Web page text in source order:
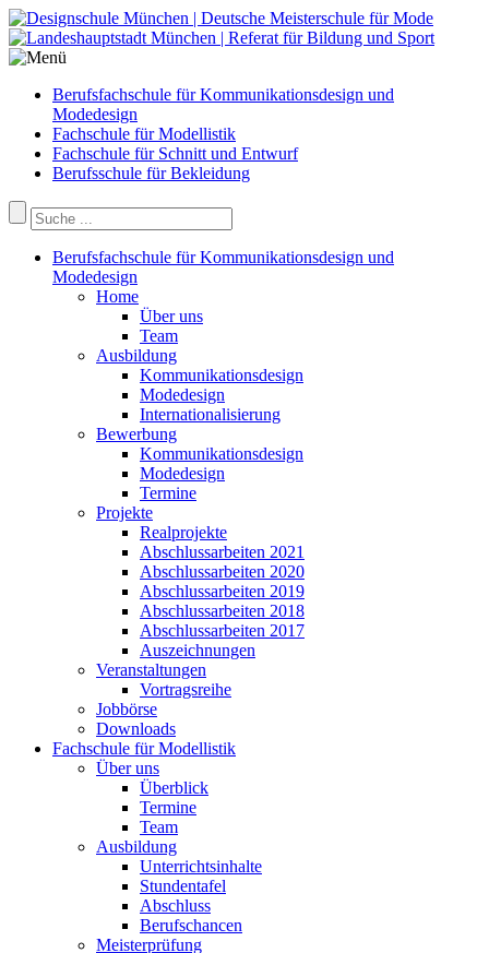
Berufsfachschule für Kommunikationsdesign und
Modedesign
Fachschule für Modellistik
Fachschule für Schnitt und Entwurf
Berufsschule für Bekleidung
Berufsfachschule für Kommunikationsdesign und
Modedesign
Home
Über uns
Team
Ausbildung
Kommunikationsdesign
Modedesign
Internationalisierung
Bewerbung
Kommunikationsdesign
Modedesign
Termine
Projekte
Realprojekte
Abschlussarbeiten 2021
Abschlussarbeiten 2020
Abschlussarbeiten 2019
Abschlussarbeiten 2018
Abschlussarbeiten 2017
Auszeichnungen
Veranstaltungen
Vortragsreihe
Jobbörse
Downloads
Fachschule für Modellistik
Über uns
Überblick
Termine
Team
Ausbildung
Unterrichtsinhalte
Stundentafel
Abschluss
Berufschancen
Meisterprüfung